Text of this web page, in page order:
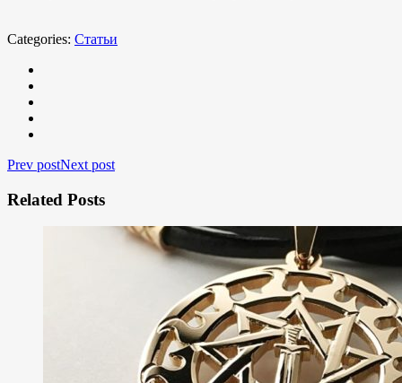
Categories: Статьи
Prev postNext post
Related Posts